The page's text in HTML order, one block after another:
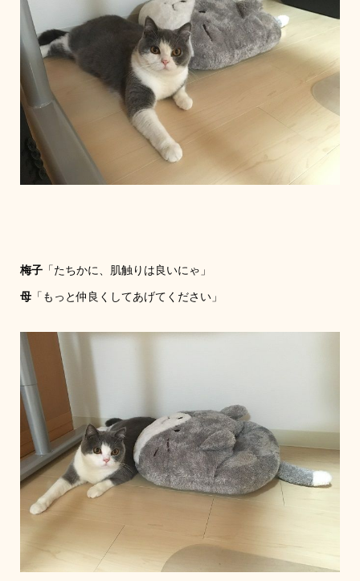
梅子「たちかに、肌触りは良いにゃ」
母「もっと仲良くしてあげてください」